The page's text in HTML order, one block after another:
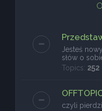
Jesteś
słów o
Topics: 252
czyli